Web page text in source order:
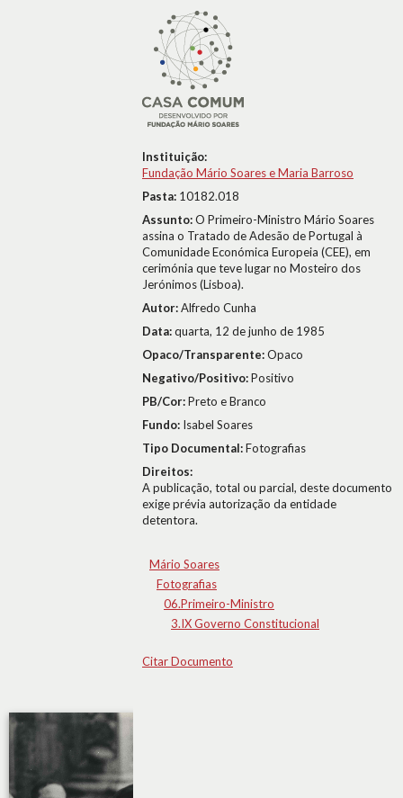
Instituição:
Fundação Mário Soares e Maria Barroso
Pasta: 10182.018
Assunto:O Primeiro-Ministro Mário Soares
assina o Tratado de Adesão de Portugal à
Comunidade Económica Europeia (CEE), em
cerimónia que teve lugar no Mosteiro dos
Jerónimos (Lisboa).
Autor:Alfredo Cunha
Data:quarta, 12 de junho de 1985
Opaco/Transparente:Opaco
Negativo/Positivo:Positivo
PB/Cor:Preto e Branco
Fundo: Isabel Soares
Tipo Documental:Fotografias
Direitos:
A publicação, total ou parcial, deste documento
exige prévia autorização da entidade
detentora.
Mário Soares
Fotografias
06.Primeiro-Ministro
3.IX Governo Constitucional
Citar Documento